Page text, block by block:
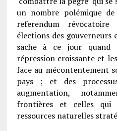
un nombre polémique
referendum
élections des gouverneurs
sache à ce jour
répression croissante et
face au mécontentement
pays ; et des
augmentation,
frontières et celles qui
ressources naturelles